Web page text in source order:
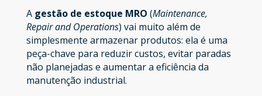
A gestão de estoque MRO (Maintenance,
Repair and Operations) vai muito além de
simplesmente armazenar produtos: ela é uma
peça-chave para reduzir custos, evitar paradas
não planejadas e aumentar a eficiência da
manutenção industrial.